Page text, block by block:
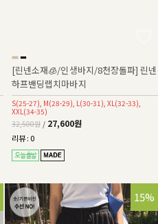
[린넨소재🧊/인생바지/8천장돌파] 린넨
하프밴딩랩치마바지
S(25-27), M(28-29), L(30-31), XL(32-33),
XXL(34-35)
32,500원 / 27,600원
리뷰 : 0
32%
15%